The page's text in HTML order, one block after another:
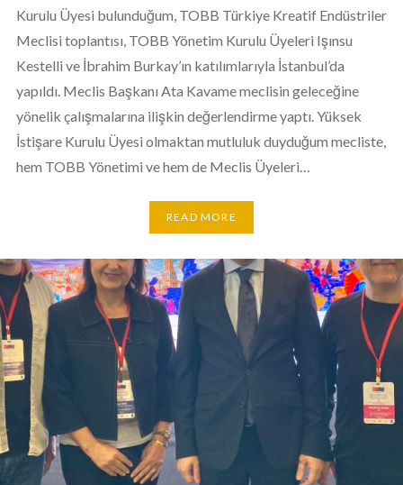
Kurulu Üyesi bulunduğum, TOBB Türkiye Kreatif Endüstriler
Meclisi toplantısı, TOBB Yönetim Kurulu Üyeleri Işınsu
Kestelli ve İbrahim Burkay’ın katılımlarıyla İstanbul’da
yapıldı. Meclis Başkanı Ata Kavame meclisin geleceğine
yönelik çalışmalarına ilişkin değerlendirme yaptı. Yüksek
İstişare Kurulu Üyesi olmaktan mutluluk duyduğum mecliste,
hem TOBB Yönetimi ve hem de Meclis Üyeleri…
READ MORE